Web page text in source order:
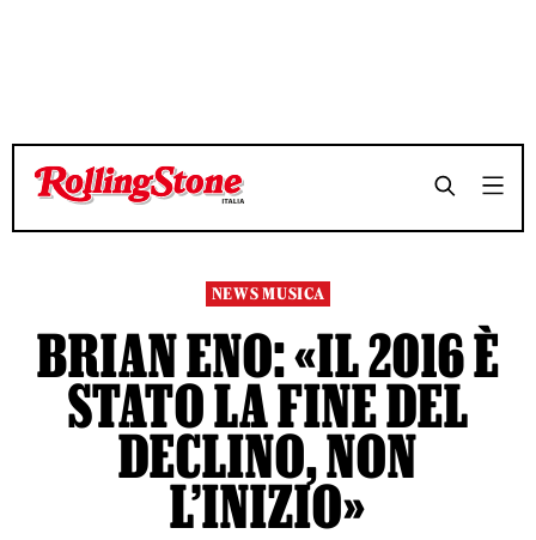
TEMPO DI LETTURA 4 MINUTI SHARE
TEMPO DI LETTURA 4 MINUTI SHARE
NEWS MUSICA
BRIAN ENO: «IL 2016 È
STATO LA FINE DEL
DECLINO, NON
L’INIZIO»